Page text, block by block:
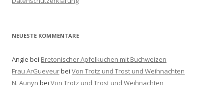
:NEUESTE KOMMENTARE
Angie bei Bretonischer Apfelkuchen mit Buchweizen
Frau ArGueveurbei Von Trotz und Trost und Weihnachten
N. Aunyn bei Von Trotz und Trost und Weihnachten